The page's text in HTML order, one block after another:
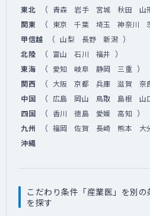
東北
（ 青森 岩手 宮城 秋田 山
関東 （ 東京 千葉 埼玉 神奈川
甲信越 （ 山梨 長野 新潟 ）
北陸 （ 富山 石川 福井 ）
東海 （ 愛知 岐阜 静岡 三重 ）
関西 （ 大阪 京都 兵庫 滋賀 奈
中国 （ 広島 岡山 鳥取 島根 山
四国 （ 香川 徳島 愛媛 高知 ）
九州 （ 福岡 佐賀 長崎 熊本 大
沖縄
こだわり条件「産業医」を別
を探す